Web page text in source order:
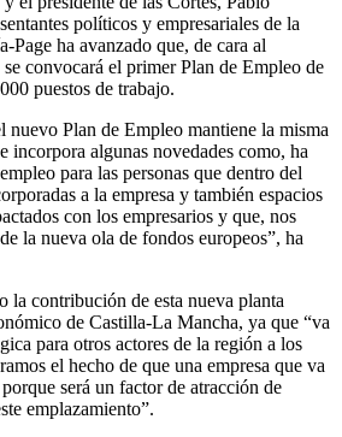
políticos y empresariales de la
Page ha avanzado que, de cara al
convocará el primer Plan de Empleo de
puestos de trabajo.
nuevo Plan de Empleo mantiene la misma
incorpora algunas novedades como, ha
para las personas que dentro del
a la empresa y también espacios
con los empresarios y que, nos
la nueva ola de fondos europeos”, ha
la contribución de esta nueva planta
de Castilla-La Mancha, ya que “va
para otros actores de la región a los
el hecho de que una empresa que va
será un factor de atracción de
emplazamiento”.